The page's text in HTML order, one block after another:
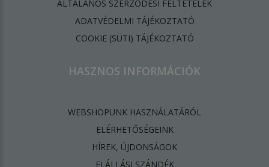
ÁLTALÁNOS SZERZŐDÉSI FELTÉTELEK
ADATVÉDELMI TÁJÉKOZTATÓ
​COOKIE (SÜTI) TÁJÉKOZTATÓ
HASZNOS INFORMÁCIÓK
WEBSHOPUNK HASZNÁLATÁRÓL
ELÉRHETŐSÉGEINK
HÍREK, ÚJDONSÁGOK
ELÁLLÁSI SZÁNDÉK